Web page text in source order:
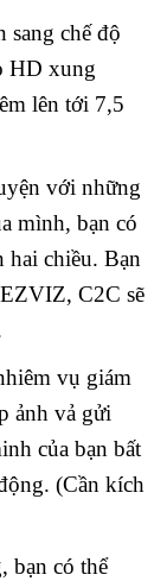
chế độ
HD xung
lên tới 7,5
với những
mình, bạn có
hai chiều. Bạn
C2C sẽ
vụ giám
ảnh vả gửi
của bạn bất
(Cần kích
bạn có thể